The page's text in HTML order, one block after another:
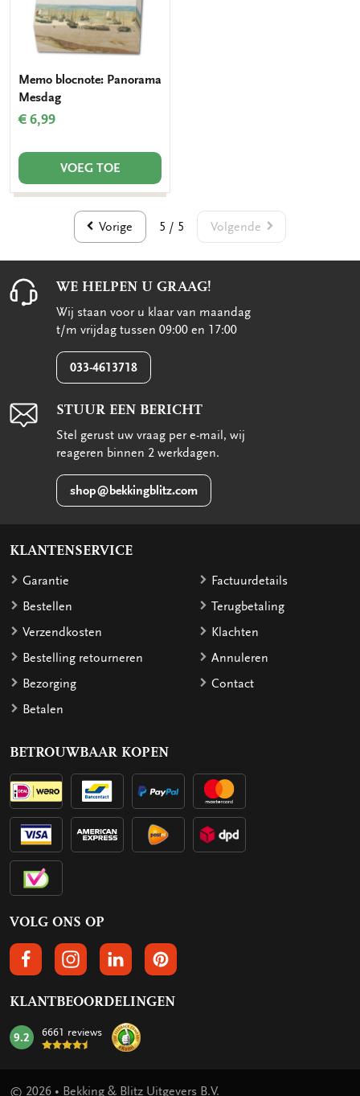
Memo blocnote: Panorama
Mesdag
€ 6,99
VOEG TOE
Vorige 5 / 5 Volgende
WE HELPEN U GRAAG!
Wij staan voor u klaar van maandag
t/m vrijdag tussen 09:00 en 17:00
033-4613718
STUUR EEN BERICHT
Stel gerust uw vraag per e-mail, wij
reageren binnen 2 werkdagen.
shop@bekkingblitz.com
KLANTENSERVICE
Garantie
Bestellen
Verzendkosten
Bestelling retourneren
Bezorging
Betalen
Factuurdetails
Terugbetaling
Klachten
Annuleren
Contact
BETROUWBAAR KOPEN
VOLG ONS OP
VOLGS ONS OP FACEBOOK
VOLG ONS OP INSTAGRAM
VOLG ONS OP LINKEDIN
VOLG ONS OP PINTEREST
KLANTBEOORDELINGEN
mark:
9.2 6661 reviews
© 2026 • Bekking & Blitz Uitgevers B.V.